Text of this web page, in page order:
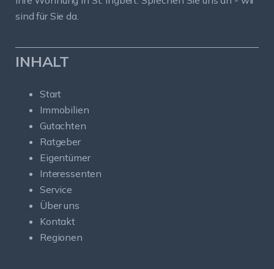
sind für Sie da.
INHALT
Start
Immobilien
Gutachten
Ratgeber
Eigentümer
Interessenten
Service
Über uns
Kontakt
Regionen